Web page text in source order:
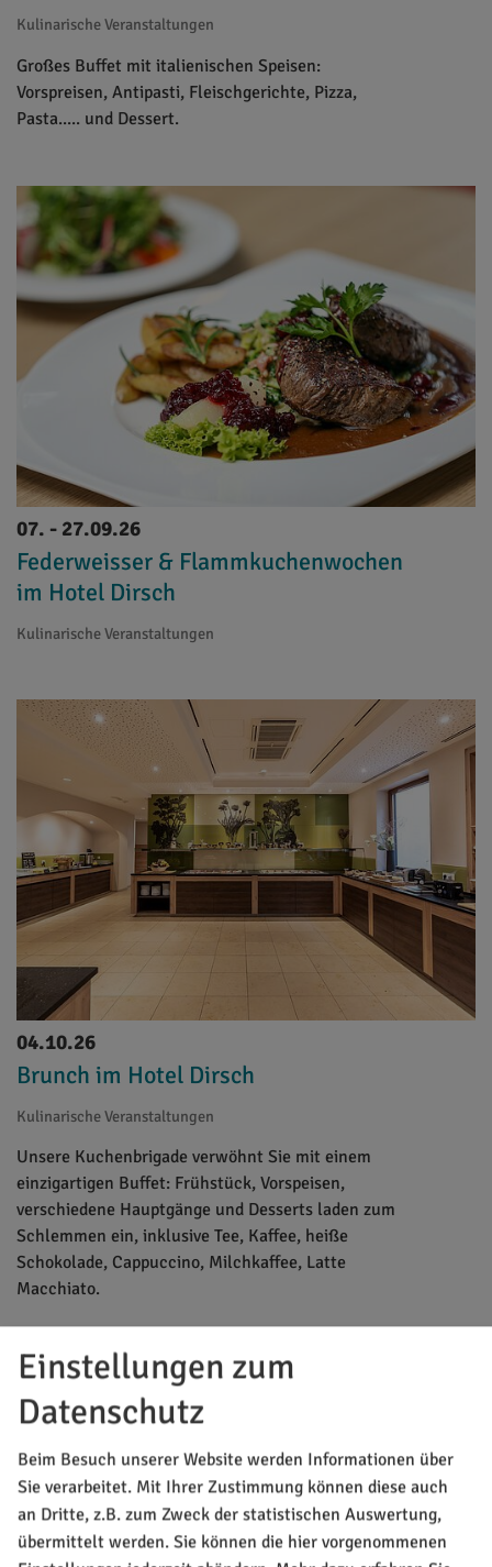
Kulinarische Veranstaltungen
Großes Buffet mit italienischen Speisen:
Vorspreisen, Antipasti, Fleischgerichte, Pizza,
Pasta..... und Dessert.
07. - 27.09.26
Federweisser & Flammkuchenwochen
im Hotel Dirsch
Kulinarische Veranstaltungen
04.10.26
Brunch im Hotel Dirsch
Kulinarische Veranstaltungen
Unsere Kuchenbrigade verwöhnt Sie mit einem
einzigartigen Buffet: Frühstück, Vorspeisen,
verschiedene Hauptgänge und Desserts laden zum
Schlemmen ein, inklusive Tee, Kaffee, heiße
Schokolade, Cappuccino, Milchkaffee, Latte
Macchiato.
Einstellungen zum
Datenschutz
Beim Besuch unserer Website werden Informationen über
Sie verarbeitet. Mit Ihrer Zustimmung können diese auch
an Dritte, z.B. zum Zweck der statistischen Auswertung,
übermittelt werden. Sie können die hier vorgenommenen